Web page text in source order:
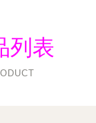
列表